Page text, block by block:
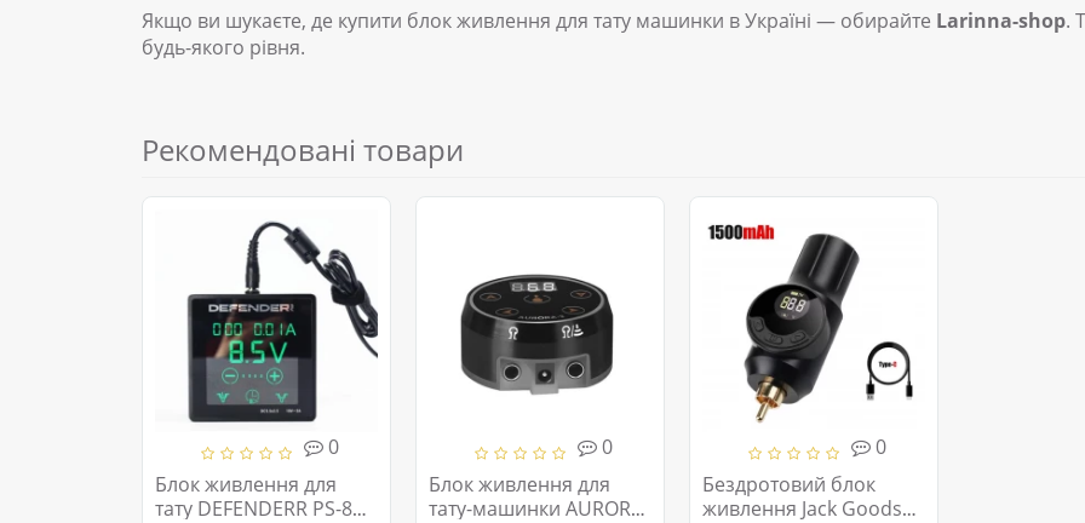
Якщо ви шукаєте, де купити блок живлення для тату машинки в Україні — обирайте Larinna-shop.
будь-якого рівня.
Рекомендовані товари
0
Блок живлення для
тату DEFENDERR PS-8
0
Блок живлення для
тату-машинки AURORA-
0
Бездротовий блок
живлення Jack Goods